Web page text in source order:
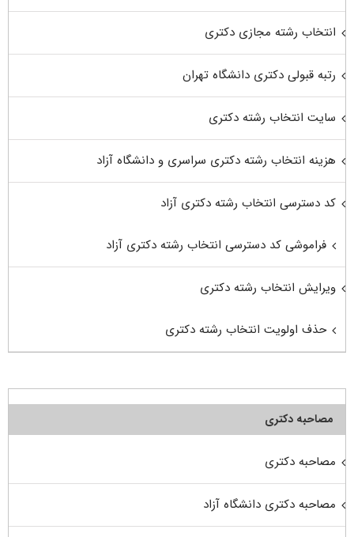
انتخاب رشته مجازی دکتری
رتبه قبولی دکتری دانشگاه تهران
سایت انتخاب رشته دکتری
هزینه انتخاب رشته دکتری سراسری و دانشگاه آزاد
کد دسترسی انتخاب رشته دکتری آزاد
فراموشی کد دسترسی انتخاب رشته دکتری آزاد
ویرایش انتخاب رشته دکتری
حذف اولویت انتخاب رشته دکتری
مصاحبه دکتری
مصاحبه دکتری
مصاحبه دکتری دانشگاه آزاد